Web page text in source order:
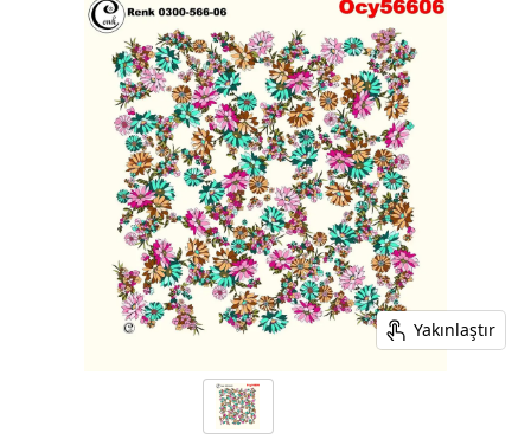
Yakınlaştır